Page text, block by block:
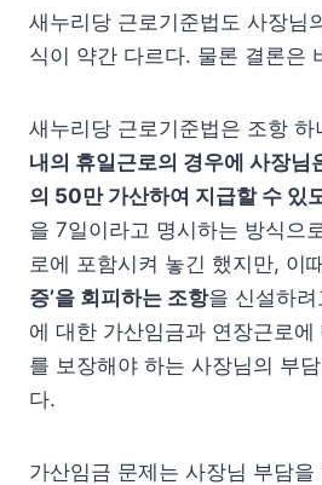
새누리당 근로기준법도 사장님
식이 약간 다르다. 물론 결론은
새누리당 근로기준법은 조항 하
내의 휴일근로의 경우에 사장
의 50만 가산하여 지급할 수 있
을 7일이라고 명시하는 방식으
로에 포함시켜 놓긴 했지만, 이
증’을 회피하는 조항을 신설하
에 대한 가산임금과 연장근로
를 보장해야 하는 사장님의 부
다.
가산임금 문제는 사장님 부담